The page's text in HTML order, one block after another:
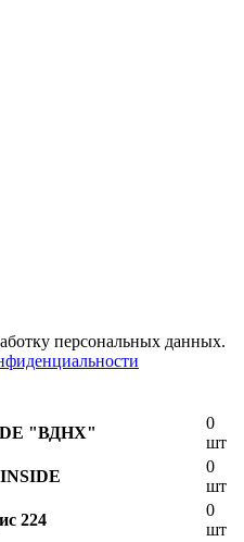
персональных данных.
"ВДНХ"
0
шт
0
шт
224
0
шт